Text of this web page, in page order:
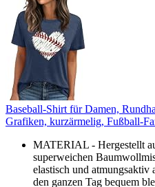
Baseball-Shirt für Damen,
Grafiken, kurzärmelig, Fußball-
️MATERIAL - Hergestellt
superweichen
elastisch und
den ganzen Tag bequem